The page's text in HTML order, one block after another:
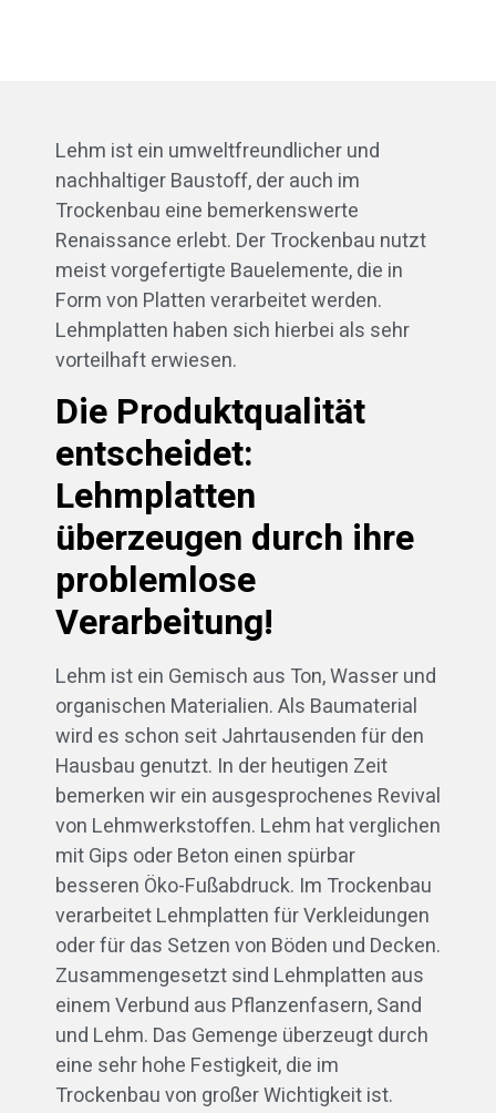
Lehm ist ein umweltfreundlicher und
nachhaltiger Baustoff, der auch im
Trockenbau eine bemerkenswerte
Renaissance erlebt. Der Trockenbau nutzt
meist vorgefertigte Bauelemente, die in
Form von Platten verarbeitet werden.
Lehmplatten haben sich hierbei als sehr
vorteilhaft erwiesen.
Die Produktqualität
entscheidet:
Lehmplatten
überzeugen durch ihre
problemlose
Verarbeitung!
Lehm ist ein Gemisch aus Ton, Wasser und
organischen Materialien. Als Baumaterial
wird es schon seit Jahrtausenden für den
Hausbau genutzt. In der heutigen Zeit
bemerken wir ein ausgesprochenes Revival
von Lehmwerkstoffen. Lehm hat verglichen
mit Gips oder Beton einen spürbar
besseren Öko-Fußabdruck. Im Trockenbau
verarbeitet Lehmplatten für Verkleidungen
oder für das Setzen von Böden und Decken.
Zusammengesetzt sind Lehmplatten aus
einem Verbund aus Pflanzenfasern, Sand
und Lehm. Das Gemenge überzeugt durch
eine sehr hohe Festigkeit, die im
Trockenbau von großer Wichtigkeit ist.